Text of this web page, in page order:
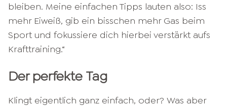
bleiben. Meine einfachen Tipps lauten also: Iss
mehr Eiweiß, gib ein bisschen mehr Gas beim
Sport und fokussiere dich hierbei verstärkt aufs
Krafttraining.“
Der perfekte Tag
Klingt eigentlich ganz einfach, oder? Was aber